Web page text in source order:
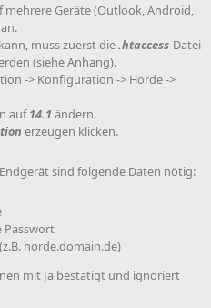
Geräte (Outlook, Android,
muss zuerst die.htaccess-Datei
(siehe Anhang).
-> Konfiguration -> Horde ->
auf14.1 ändern.
erzeugen klicken.
sind folgende Daten nötig:
Passwort
horde.domain.de)
mit Ja bestätigt und ignoriert